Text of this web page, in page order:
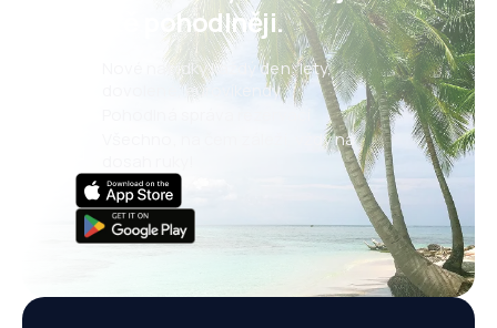
ještě pohodlněji.
Nové nabídky každý den: lety,
dovolené, eurovíkendy
Všechno, na čem záleží, vždy na